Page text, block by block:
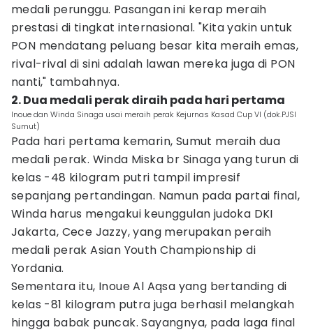
medali perunggu. Pasangan ini kerap meraih
prestasi di tingkat internasional. "Kita yakin untuk
PON mendatang peluang besar kita meraih emas,
rival-rival di sini adalah lawan mereka juga di PON
nanti," tambahnya.
2. Dua medali perak diraih pada hari pertama
Inoue dan Winda Sinaga usai meraih perak Kejurnas Kasad Cup VI (dok.PJSI
Sumut)
Pada hari pertama kemarin, Sumut meraih dua
medali perak. Winda Miska br Sinaga yang turun di
kelas -48 kilogram putri tampil impresif
sepanjang pertandingan. Namun pada partai final,
Winda harus mengakui keunggulan judoka DKI
Jakarta, Cece Jazzy, yang merupakan peraih
medali perak Asian Youth Championship di
Yordania.
Sementara itu, Inoue Al Aqsa yang bertanding di
kelas -81 kilogram putra juga berhasil melangkah
hingga babak puncak. Sayangnya, pada laga final